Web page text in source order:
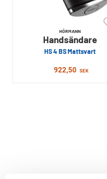
HÖRMANN
Handsändare
HS 4 BS Mattsvart
922,50 SEK